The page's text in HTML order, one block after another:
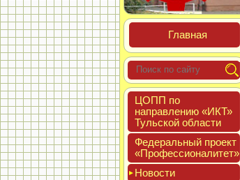
Глав­ная
ЦОПП по
нап­равле­нию «ИКТ»
Туль­ской об­ласти
Феде­раль­ный про­ект
«Про­фес­си­она­литет»
Новос­ти